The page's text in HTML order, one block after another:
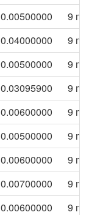
0.00500000
9
0.04000000
9
0.00500000
9
0.03095900
9
0.00600000
9
0.00500000
9
0.00600000
9
0.00700000
9
0.00600000
9